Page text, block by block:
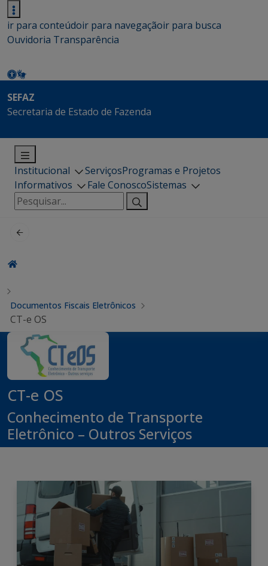
ir para conteúdoir para navegaçãoir para busca
Ouvidoria Transparência
SEFAZ
Secretaria de Estado de Fazenda
Institucional ServiçosProgramas e Projetos
Informativos
Fale ConoscoSistemas
Pesquisar
por:
Documentos Fiscais Eletrônicos
CT-e OS
CT-e OS
Conhecimento de Transporte
Eletrônico – Outros Serviços